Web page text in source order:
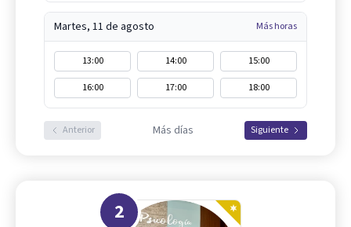
Martes, 11 de agosto Más horas
13:00 14:00
15:00
16:00
17:00 18:00
Anterior Más días Siguiente
2